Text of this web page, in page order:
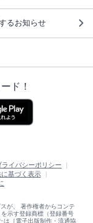
るお知らせ
ド！
ライバシーポリシー
基づく表示
が、 著作権者からコンテ
示す登録商標（登録番号
は［電子出版制作・流通協